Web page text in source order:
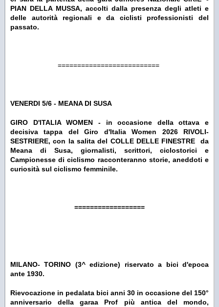
PIAN DELLA MUSSA, accolti dalla presenza degli atleti e
delle autorità regionali e da ciclisti professionisti del
passato.
==========================
VENERDI 5/6 - MEANA DI SUSA
GIRO D'ITALIA WOMEN - in occasione della ottava e
decisiva tappa del Giro d'Italia Women 2026 RIVOLI-
SESTRIERE, con la salita del COLLE DELLE FINESTRE da
Meana di Susa, giornalisti, scrittori, ciclostorici e
Campionesse di ciclismo racconteranno storie, aneddoti e
curiosità sul ciclismo femminile.
==================
MILANO- TORINO (3^ edizione) riservato a bici d'epoca
ante 1930.
Rievocazione in pedalata bici anni 30 in occasione del 150°
anniversario della garaa Prof più antica del mondo,